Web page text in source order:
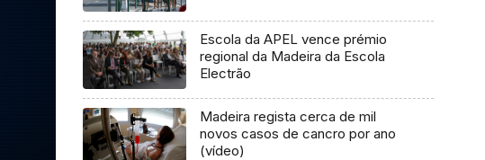
Escola da APEL vence prémio
regional da Madeira da Escola
Electrão
Madeira regista cerca de mil
novos casos de cancro por ano
(vídeo)